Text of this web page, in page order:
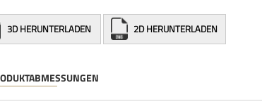
3D HERUNTERLADEN 2D HERUNTERLADEN